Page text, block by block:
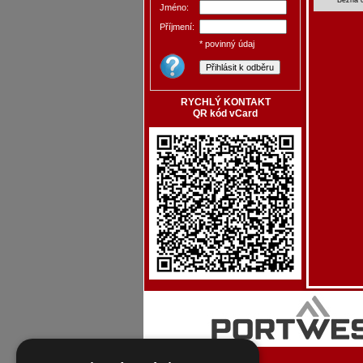
Jméno:
Příjmení:
* povinný údaj
RYCHLÝ KONTAKT
QR kód vCard